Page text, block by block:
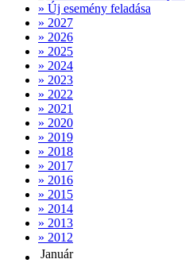
» Új esemény feladása
» 2027
» 2026
» 2025
» 2024
» 2023
» 2022
» 2021
» 2020
» 2019
» 2018
» 2017
» 2016
» 2015
» 2014
» 2013
» 2012
Január